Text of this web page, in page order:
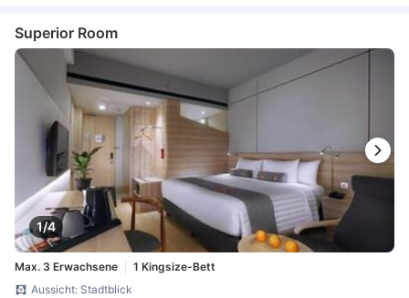
Superior Room
1/4
Max. 3 Erwachsene
1 Kingsize-Bett
Aussicht: Stadtblick